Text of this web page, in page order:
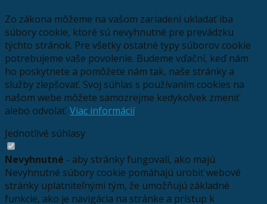
Zo zákona môžeme na vašom zariadení ukladať iba
súbory cookie, ktoré sú nevyhnutné pre prevádzku
týchto stránok. Pre všetky ostatné typy súborov cookie
potrebujeme vaše povolenie. Budeme vďační, keď nám
ho poskytnete a pomôžete nám tak, naše stránky a
služby zlepšovať. Svoj súhlas s používaním cookies na
našom webe môžete samozrejme kedykoľvek zmeniť
alebo odvolať. Viac informácií
Jednotlivé súhlasy
Nevyhnutné - aby stránky fungovali, ako majú.
Nevyhnutné súbory cookie pomáhajú urobiť webové
stránky uplatniteľnými tým, že umožňujú základné
funkcie, ako je navigácia na stránke a prístup k